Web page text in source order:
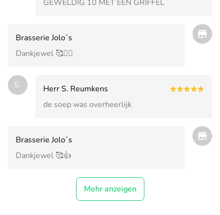
GEWELDIG 10 MET EEN GRIFFEL
Brasserie Jolo´s
Dankjewel 🥰🙋‍♀️
S.
Herr S. Reumkens
de soep was overheerlijk
Brasserie Jolo´s
Dankjewel 🥰👍
Mehr anzeigen